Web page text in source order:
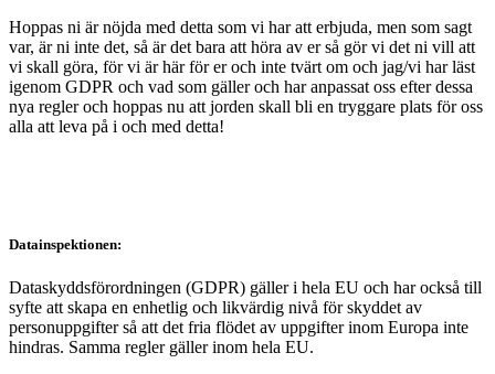
Hoppas ni är nöjda med detta som vi har att erbjuda, men som sagt
var, är ni inte det, så är det bara att höra av er så gör vi det ni vill att
vi skall göra, för vi är här för er och inte tvärt om och jag/vi har läst
igenom GDPR och vad som gäller och har anpassat oss efter dessa
nya regler och hoppas nu att jorden skall bli en tryggare plats för oss
alla att leva på i och med detta!
Datainspektionen:
Dataskyddsförordningen (GDPR) gäller i hela EU och har också till
syfte att skapa en enhetlig och likvärdig nivå för skyddet av
personuppgifter så att det fria flödet av uppgifter inom Europa inte
hindras. Samma regler gäller inom hela EU.